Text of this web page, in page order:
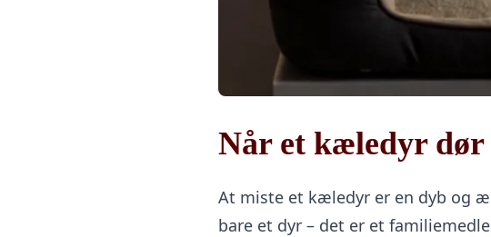
Når et kæledyr dør
At miste et kæledyr er en dyb og
bare et dyr – det er et